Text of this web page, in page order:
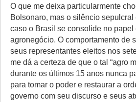
O que me deixa particularmente
Bolsonaro, mas o silêncio
caso o Brasil se consolide no
agronegócio. O comportamento de
seus representantes eleitos nos
me dá a certeza de que o tal “agro
durante os últimos 15 anos nunca
para tomar o poder e restaurar a
governo com seu discurso e seus